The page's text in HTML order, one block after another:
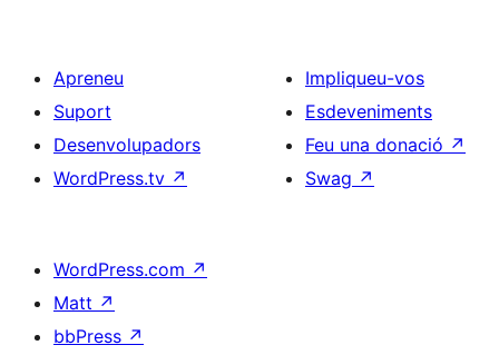
Apreneu
Suport
Desenvolupadors
WordPress.tv ↗
Impliqueu-vos
Esdeveniments
Feu una donació ↗
Swag ↗
WordPress.com ↗
Matt ↗
bbPress ↗